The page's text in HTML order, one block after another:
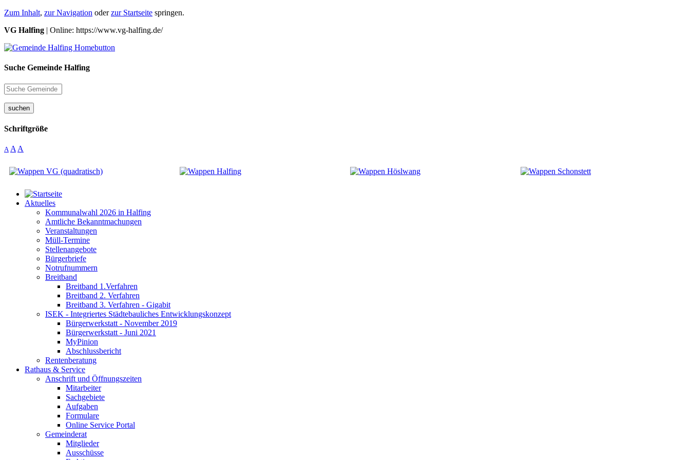
Zum Inhalt, zur Navigation oderzur Startseite springen.
VG Halfing | Online: https://www.vg-halfing.de/
Suche Gemeinde Halfing
suchen
Schriftgröße
A A A
Aktuelles
Kommunalwahl 2026 in Halfing
Amtliche Bekanntmachungen
Veranstaltungen
Müll-Termine
Stellenangebote
Bürgerbriefe
Notrufnummern
Breitband
Breitband 1.Verfahren
Breitband 2. Verfahren
Breitband 3. Verfahren - Gigabit
ISEK - Integriertes Städtebauliches Entwicklungskonzept
Bürgerwerkstatt - November 2019
Bürgerwerkstatt - Juni 2021
MyPinion
Abschlussbericht
Rentenberatung
Rathaus & Service
Anschrift und Öffnungszeiten
Mitarbeiter
Sachgebiete
Aufgaben
Formulare
Online Service Portal
Gemeinderat
Mitglieder
Ausschüsse